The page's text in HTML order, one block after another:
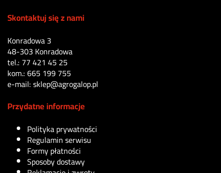
Skontaktuj się z nami
Konradowa 3
48-303 Konradowa
tel.: 77 421 45 25
kom.: 665 199 755
e-mail: sklep@agrogalop.pl
Przydatne informacje
Polityka prywatności
Regulamin serwisu
Formy płatności
Sposoby dostawy